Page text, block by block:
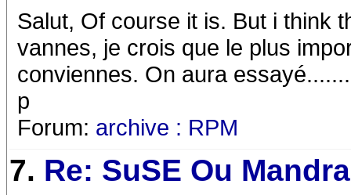
Salut, Of course it is. But i think
vannes, je crois que le plus
conviennes. On aura
p
Forum: archive : RPM
7. Re: SuSE Ou